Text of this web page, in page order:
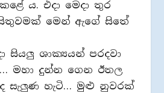
ය. එදා මෙදා තුර
මෙන් ඇගේ සිතේ
සියලු ශාක්‍යයන් පරදවා
මහා දුන්න ගෙන ඊතල
සැලුණ හැටි… මුළු නුවරක්